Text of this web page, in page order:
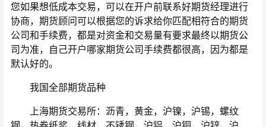
您如果想低成本交易，可以在开户前联系好期货经理进行
协商，期货顾问可以根据您的诉求给你匹配相符合的期货
公司和手续费，都是对资金和交易量有要求最终以期货公
司为准，自己开户哪家期货公司手续费都很高，因为都是
默认好的。
我国全部期货品种
上海期货交易所：沥青，黄金，沪镍，沪锡，螺纹